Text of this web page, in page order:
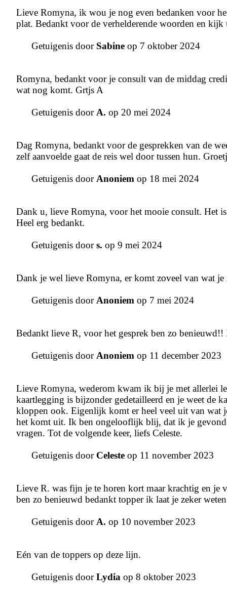
Lieve Romyna, ik wou je nog even bedanken voor
plat. Bedankt voor de verhelderende woorden en
Getuigenis door Sabine op 7 oktober 2024
Romyna, bedankt voor je consult van de middag
wat nog komt. Grtjs A
Getuigenis doorA. op 20 mei 2024
Dag Romyna, bedankt voor de gesprekken van de
zelf aanvoelde gaat de reis wel door tussen hun.
Getuigenis doorAnoniem op 18 mei 2024
Dank u, lieve Romyna, voor het mooie consult. Het
Heel erg bedankt.
Getuigenis doors. op 9 mei 2024
Dank je wel lieve Romyna, er komt zoveel van wat
Getuigenis doorAnoniem op 7 mei 2024
Bedankt lieve R, voor het gesprek ben zo
Getuigenis doorAnoniem op 11 december 2023
Lieve Romyna, wederom kwam ik bij je met allerlei
kaartlegging is bijzonder gedetailleerd en je weet de
kloppen ook. Eigenlijk komt er heel veel uit van wat
het komt uit. Ik ben ongelooflijk blij, dat ik je
vragen. Tot de volgende keer, liefs Celeste.
Getuigenis door Celeste op 11 november 2023
Lieve R. was fijn je te horen kort maar krachtig en je
ben zo benieuwd bedankt topper ik laat je zeker
Getuigenis doorA. op 10 november 2023
Eén van de toppers op deze lijn.
Getuigenis doorLydia op 8 oktober 2023